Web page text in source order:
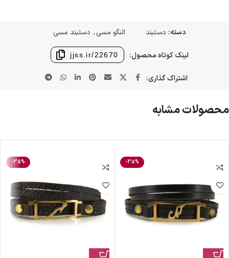
دسته: دستبند النگو مسی, دستبند مسی
لینک کوتاه محصول: jjss.ir/22670
اشتراک گذاری:
محصولات مشابه
-35%
-35%